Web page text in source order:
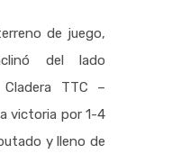
de juego,
del lado
TTC –
victoria por 1-4
y lleno de